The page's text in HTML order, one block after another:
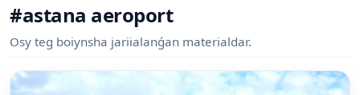
#astana aeroport
Osy teg boiynsha jariialanǵan materialdar.